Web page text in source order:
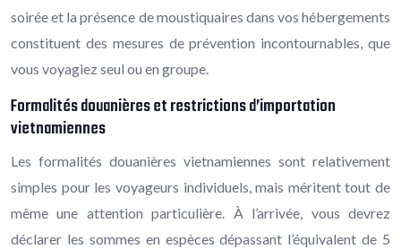
soirée et la présence de moustiquaires dans vos hébergements
constituent des mesures de prévention incontournables, que
vous voyagiez seul ou en groupe.
Formalités douanières et restrictions d’importation
vietnamiennes
Les formalités douanières vietnamiennes sont relativement
simples pour les voyageurs individuels, mais méritent tout de
même une attention particulière. À l’arrivée, vous devrez
déclarer les sommes en espèces dépassant l’équivalent de 5